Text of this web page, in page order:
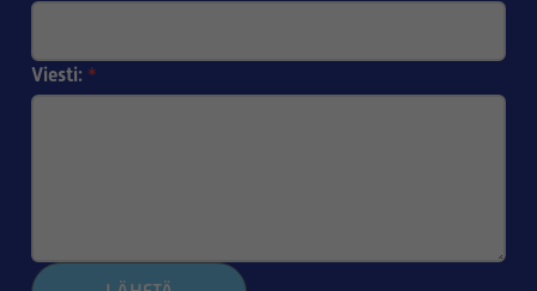
Viesti: *